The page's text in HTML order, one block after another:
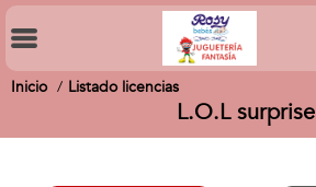
Inicio Listado licencias
L.O.L surprise